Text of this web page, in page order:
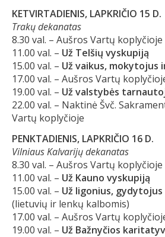
KETVIRTADIENIS, LAPKRIČIO 15 D.
Trakų dekanatas
8.30 val. – Aušros Vartų koplyčioje
11.00 val. – Už Telšių vyskupiją
15.00 val. – Už vaikus, mokytojus
17.00 val. – Aušros Vartų
19.00 val. – Už valstybės
22.00 val. – Naktinė Švč.
Vartų koplyčioje
PENKTADIENIS, LAPKRIČIO 16 D.
Vilniaus Kalvarijų dekanatas
8.30 val. – Aušros Vartų koplyčioje
11.00 val. – Už Kauno vyskupiją
15.00 val. – Už ligonius,
(lietuvių ir lenkų kalbomis)
17.00 val. – Aušros Vartų
19.00 val. – Už Bažnyčios